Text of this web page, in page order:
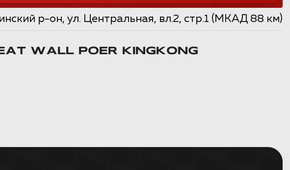
р-он, ул. Центральная, вл.2, стр.1 (МКАД 88 км)
POER KINGKONG